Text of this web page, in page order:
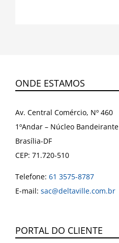
ONDE ESTAMOS
Av. Central Comércio, Nº 460
1ºAndar – Núcleo Bandeirante
Brasília-DF
CEP: 71.720-510
Telefone: 61 3575-8787
E-mail: sac@deltaville.com.br
PORTAL DO CLIENTE